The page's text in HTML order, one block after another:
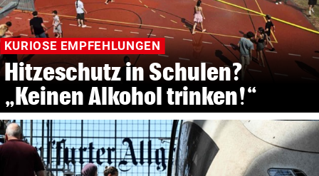
KURIOSE EMPFEHLUNGEN
Hitzeschutz in Schulen?
„Keinen Alkohol trinken!“